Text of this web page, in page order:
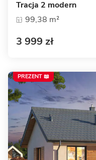
Tracja 2 modern
99,38 m²
3 999 zł
PREZENT 📖